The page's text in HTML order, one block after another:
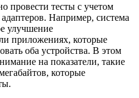
провести тесты с учетом
Например, система
улучшение
приложениях, которые
оба устройства. В этом
на показатели, такие
которые